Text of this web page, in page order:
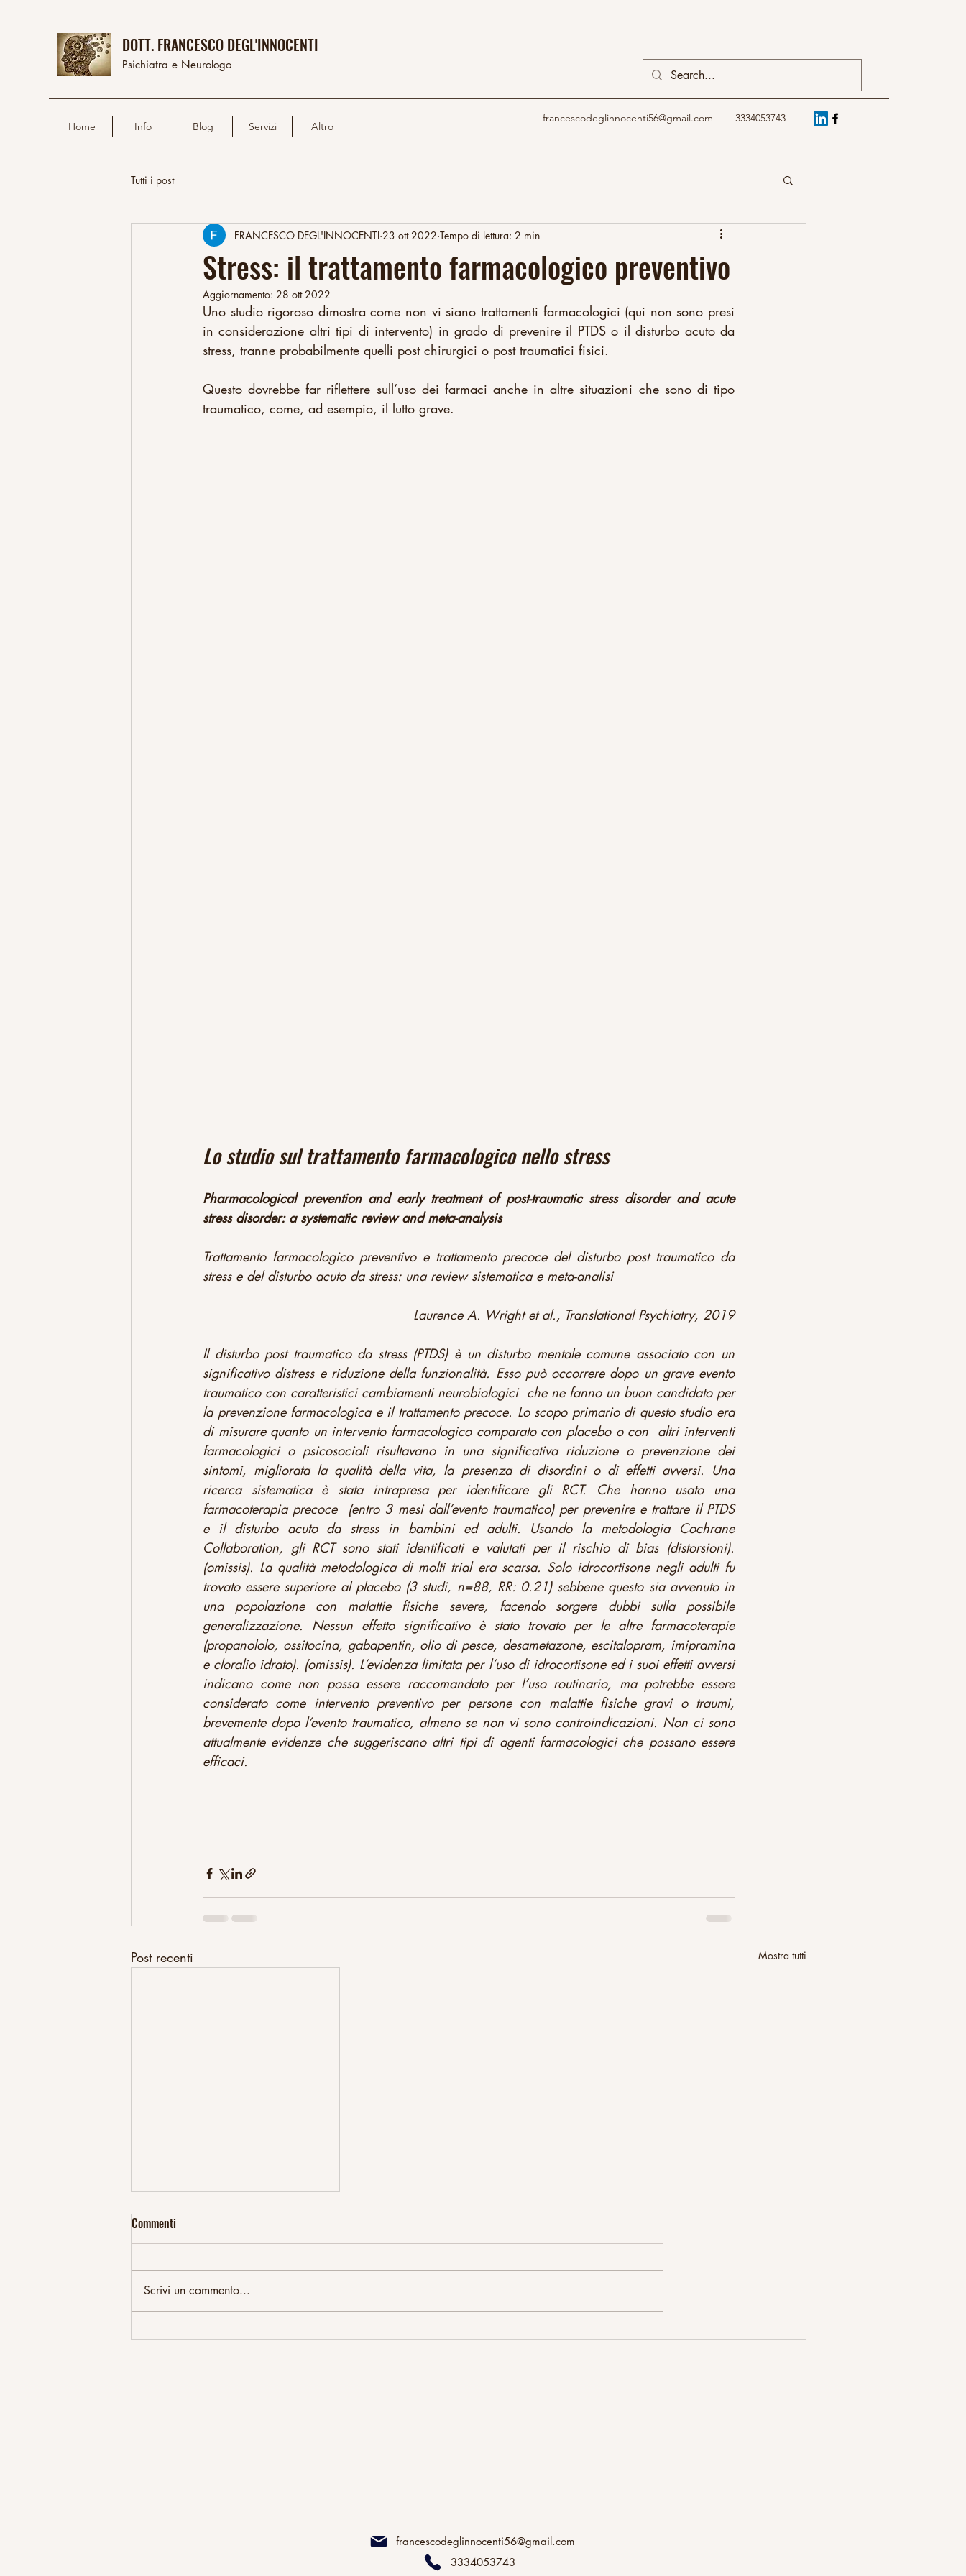
DOTT. FRANCESCO DEGL'INNOCENTI
Psichiatra e Neurologo
Home Info Blog Servizi Altro
francescodeglinnocenti56@gmail.com 3334053743
Tutti i post
Stress: il trattamento farmacologico preventivo
FRANCESCO DEGL'INNOCENTI 23 ott 2022 Tempo di lettura: 2 min
Aggiornamento: 28 ott 2022
Uno studio rigoroso dimostra come non vi siano trattamenti farmacologici (qui non sono presi
in considerazione altri tipi di intervento) in grado di prevenire il PTDS o il disturbo acuto da
stress, tranne probabilmente quelli post chirurgici o post traumatici fisici.
Questo dovrebbe far riflettere sull’uso dei farmaci anche in altre situazioni che sono di tipo
traumatico, come, ad esempio, il lutto grave.
Lo studio sul trattamento farmacologico nello stress
Pharmacological prevention and early treatment of post-traumatic stress disorder and acute
stress disorder: a systematic review and meta-analysis
Trattamento farmacologico preventivo e trattamento precoce del disturbo post traumatico da
stress e del disturbo acuto da stress: una review sistematica e meta-analisi
Laurence A. Wright et al., Translational Psychiatry, 2019
Il disturbo post traumatico da stress (PTDS) è un disturbo mentale comune associato con un
significativo distress e riduzione della funzionalità. Esso può occorrere dopo un grave evento
traumatico con caratteristici cambiamenti neurobiologici  che ne fanno un buon candidato per
la prevenzione farmacologica e il trattamento precoce. Lo scopo primario di questo studio era
di misurare quanto un intervento farmacologico comparato con placebo o con  altri interventi
farmacologici o psicosociali risultavano in una significativa riduzione o prevenzione dei
sintomi, migliorata la qualità della vita, la presenza di disordini o di effetti avversi. Una
ricerca sistematica è stata intrapresa per identificare gli RCT. Che hanno usato una
farmacoterapia precoce  (entro 3 mesi dall’evento traumatico) per prevenire e trattare il PTDS
e il disturbo acuto da stress in bambini ed adulti. Usando la metodologia Cochrane
Collaboration, gli RCT sono stati identificati e valutati per il rischio di bias (distorsioni).
(omissis). La qualità metodologica di molti trial era scarsa. Solo idrocortisone negli adulti fu
trovato essere superiore al placebo (3 studi, n=88, RR: 0.21) sebbene questo sia avvenuto in
una popolazione con malattie fisiche severe, facendo sorgere dubbi sulla possibile
generalizzazione. Nessun effetto significativo è stato trovato per le altre farmacoterapie
(propanololo, ossitocina, gabapentin, olio di pesce, desametazone, escitalopram, imipramina
e cloralio idrato). (omissis). L’evidenza limitata per l’uso di idrocortisone ed i suoi effetti avversi
indicano come non possa essere raccomandato per l’uso routinario, ma potrebbe essere
considerato come intervento preventivo per persone con malattie fisiche gravi o traumi,
brevemente dopo l’evento traumatico, almeno se non vi sono controindicazioni. Non ci sono
attualmente evidenze che suggeriscano altri tipi di agenti farmacologici che possano essere
efficaci.
Post recenti Mostra tutti
Efficacia e accettabilità
Commenti
Scrivi un commento...
francescodeglinnocenti56@gmail.com
3334053743